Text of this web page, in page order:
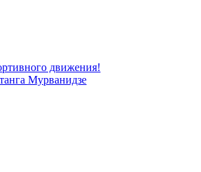
движения!
Мурванидзе